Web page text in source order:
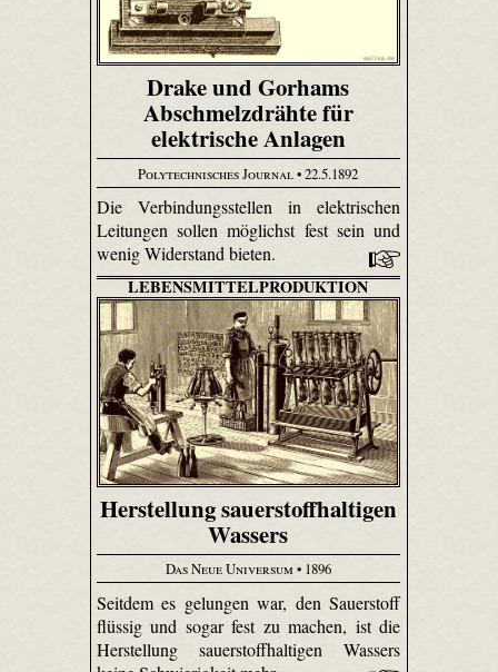
Drake und Gorhams
Abschmelzdrähte für
elektrische Anlagen
Polytechnisches Journal• 22.5.1892
Die Verbindungsstellen in elektrischen
Leitungen sollen möglichst fest sein und
wenig Widerstand bieten.
LEBENSMITTELPRODUKTION
Herstellung sauerstoffhaltigen
Wassers
Das Neue Universum • 1896
Seitdem es gelungen war, den Sauerstoff
flüssig und sogar fest zu machen, ist die
Herstellung sauerstoffhaltigen Wassers